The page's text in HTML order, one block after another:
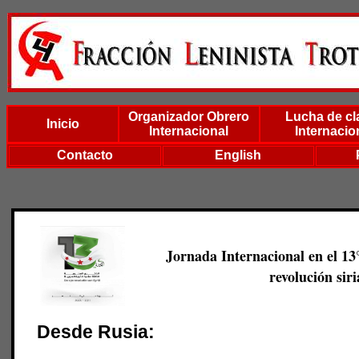
Inicio
Organizador Obrero
Internacional
Lucha de
Contacto
English
Jornada Internacional en el
revolución
Desde Rusia: